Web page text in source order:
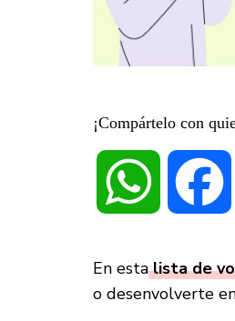
¡Compártelo con
WhatsApp
En estalista de
o desenvolverte